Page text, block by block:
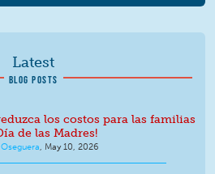
Latest
BLOG POSTS
los costos para las familias
de las Madres!
May 10, 2026